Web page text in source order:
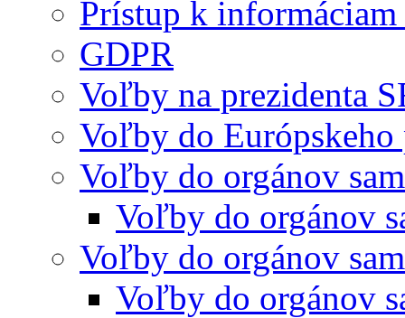
Prístup k
GDPR
Voľby na prezidenta
Voľby do Európskeho
Voľby do orgánov
Voľby do orgánov
Voľby do orgánov
Voľby do orgánov